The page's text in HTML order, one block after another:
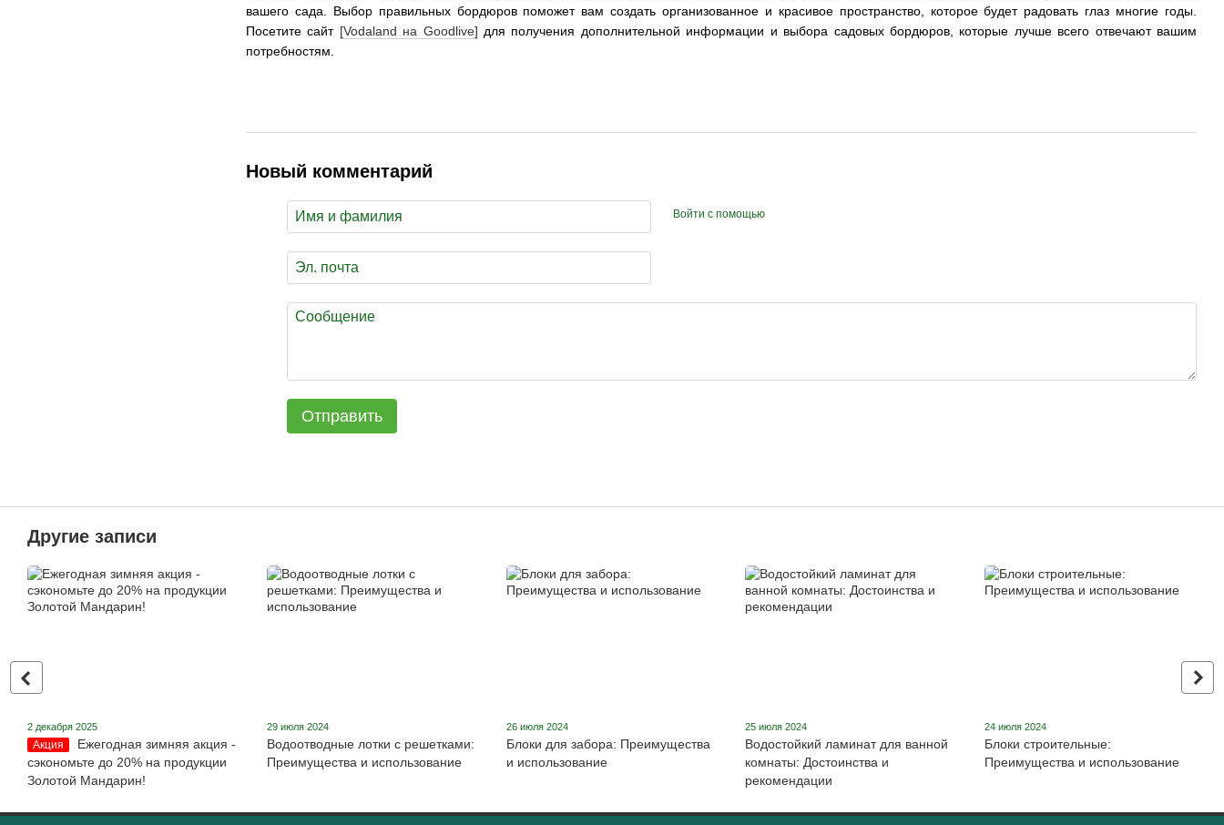
вашего сада. Выбор правильных бордюров поможет вам создать организованное и красивое пространство, которое будет радовать глаз многие годы.
Посетите сайт [Vodaland на Goodlive] для получения дополнительной информации и выбора садовых бордюров, которые лучше всего отвечают вашим
потребностям.
Новый комментарий
Войти с помощью
Отправить
Другие записи
2 декабря 2025
Акция
Ежегодная зимняя акция -
сэкономьте до 20% на продукции
Золотой Мандарин!
29 июля 2024
Водоотводные лотки с решетками:
Преимущества и использование
26 июля 2024
Блоки для забора: Преимущества
и использование
25 июля 2024
Водостойкий ламинат для ванной
комнаты: Достоинства и
рекомендации
24 июля 2024
Блоки строительные:
Преимущества и использование